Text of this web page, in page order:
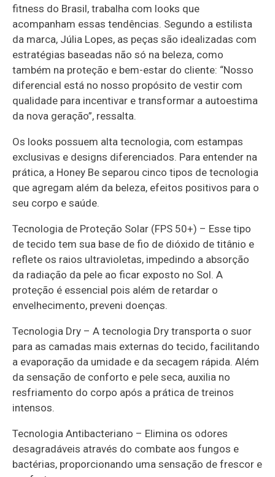
fitness do Brasil, trabalha com looks que
acompanham essas tendências. Segundo a estilista
da marca, Júlia Lopes, as peças são idealizadas com
estratégias baseadas não só na beleza, como
também na proteção e bem-estar do cliente: “Nosso
diferencial está no nosso propósito de vestir com
qualidade para incentivar e transformar a autoestima
da nova geração”, ressalta.
Os looks possuem alta tecnologia, com estampas
exclusivas e designs diferenciados. Para entender na
prática, a Honey Be separou cinco tipos de tecnologia
que agregam além da beleza, efeitos positivos para o
seu corpo e saúde.
Tecnologia de Proteção Solar (FPS 50+) – Esse tipo
de tecido tem sua base de fio de dióxido de titânio e
reflete os raios ultravioletas, impedindo a absorção
da radiação da pele ao ficar exposto no Sol. A
proteção é essencial pois além de retardar o
envelhecimento, preveni doenças.
Tecnologia Dry – A tecnologia Dry transporta o suor
para as camadas mais externas do tecido, facilitando
a evaporação da umidade e da secagem rápida. Além
da sensação de conforto e pele seca, auxilia no
resfriamento do corpo após a prática de treinos
intensos.
Tecnologia Antibacteriano – Elimina os odores
desagradáveis através do combate aos fungos e
bactérias, proporcionando uma sensação de frescor e